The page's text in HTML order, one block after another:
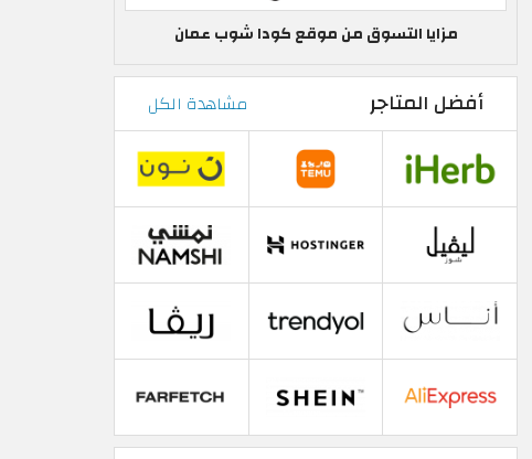
مزايا التسوق من موقع كودا شوب عمان
أفضل المتاجر مشاهدة الكل